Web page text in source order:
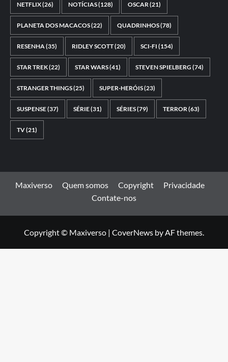
NETFLIX(26) NOTÍCIAS(128) OSCAR(21)
PLANETA DOS MACACOS(22) QUADRINHOS(78)
RESENHA(35) RIDLEY SCOTT(20) SCI-FI (154)
STAR TREK(22) STAR WARS(41) STEVEN SPIELBERG (74)
STRANGER THINGS(25) SUPER-HERÓIS(23)
SUSPENSE(37) SÉRIE(31) SÉRIES(79) TERROR(63)
TV(21)
Maxiverso Quem somos Copyright
Privacidade
Contate-nos
Copyright © Maxiverso | CoverNews by AF themes.